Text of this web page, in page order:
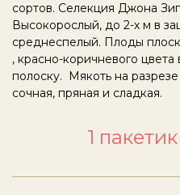
сортов. Селекция Джона
Высокорослый, до 2-х м в
среднеспелый. Плоды
, красно-коричневого цвета
полоску. Мякоть на
сочная, пряная и сладкая.
1